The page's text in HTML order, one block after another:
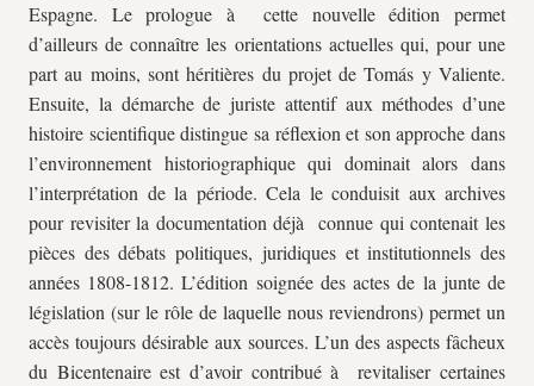
Espagne. Le prologue à cette nouvelle édition permet
d’ailleurs de connaître les orientations actuelles qui, pour une
part au moins, sont héritières du projet de Tomás y Valiente.
Ensuite, la démarche de juriste attentif aux méthodes d’une
histoire scientifique distingue sa réflexion et son approche dans
l’environnement historiographique qui dominait alors dans
l’interprétation de la période. Cela le conduisit aux archives
pour revisiter la documentation déjà connue qui contenait les
pièces des débats politiques, juridiques et institutionnels des
années 1808-1812. L’édition soignée des actes de la junte de
législation (sur le rôle de laquelle nous reviendrons) permet un
accès toujours désirable aux sources. L’un des aspects fâcheux
du Bicentenaire est d’avoir contribué à revitaliser certaines